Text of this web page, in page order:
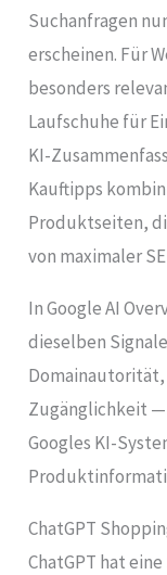
Suchanfragen
erscheinen. Für
besonders
Laufschuhe für
KI-
Kauftipps
Produktseiten,
von maximaler
In Google AI
dieselben
Zugänglichkeit —
Googles KI-
ChatGPT
ChatGPT hat